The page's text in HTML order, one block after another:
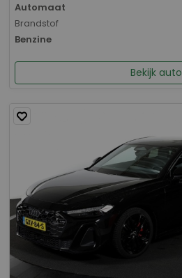
Automaat
Brandstof
Benzine
Bekijk auto